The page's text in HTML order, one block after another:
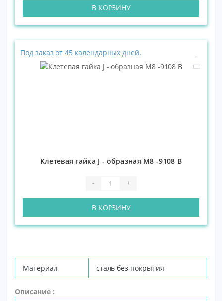
В КОРЗИНУ
Под заказ от 45 календарных дней.
Клетевая гайка J - образная М8 -9108 В
- +
В КОРЗИНУ
Материал сталь без покрытия
Описание :